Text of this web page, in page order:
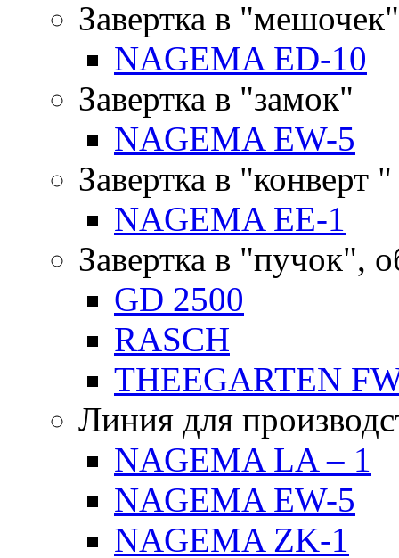
Завертка в "мешочек"
NAGEMA ED-10
Завертка в "замок"
NAGEMA EW-5
Завертка в "конверт "
NAGEMA EE-1
Завертка в "пучок",
GD 2500
RASCH
THEEGARTEN
Линия для
NAGEMA LA – 1
NAGEMA EW-5
NAGEMA ZK-1